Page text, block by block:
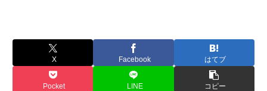
X Facebook はてブ
Pocket LINE コピー